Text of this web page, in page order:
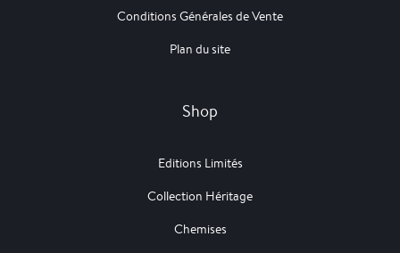
Conditions Générales de Vente
Plan du site
Shop
Editions Limités
Collection Héritage
Chemises